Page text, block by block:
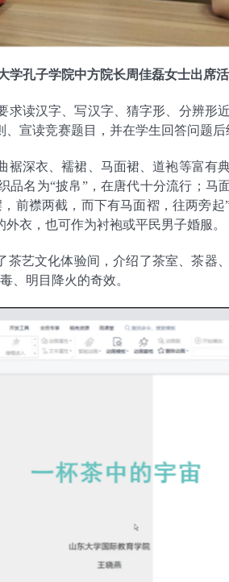
学孔子学院中方院长周佳磊女士出席
读汉字、写汉字、猜字形、分辨形
宣读竞赛题目，并在学生回答问题
裾深衣、襦裙、马面裙、道袍等富有
品名为“披帛”，在唐代十分流行； 马
前襟两截，而下有马面褶，往两旁
衣，也可作为衬袍或平民男子婚服。
茶艺文化体验间，介绍了茶室、茶器
、明目降火的奇效。